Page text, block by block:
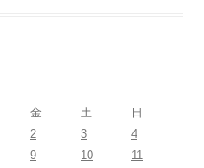
金 土
日
2 3
4
9 10
11